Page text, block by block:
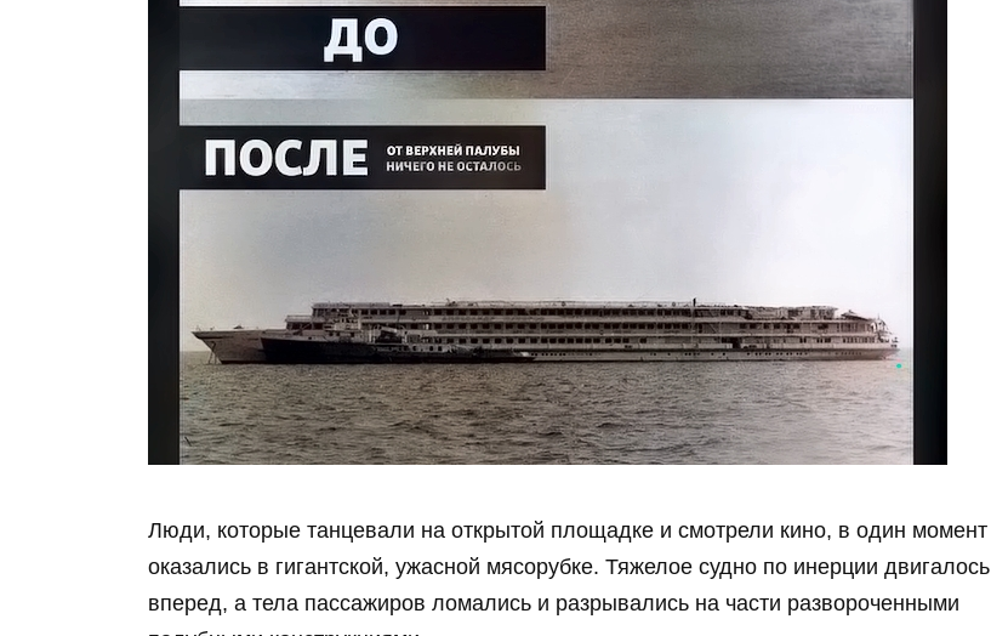
Люди, которые танцевали на открытой площадке и смотрели кино, в один момент
оказались в гигантской, ужасной мясорубке. Тяжелое судно по инерции двигалось
вперед, а тела пассажиров ломались и разрывались на части развороченными